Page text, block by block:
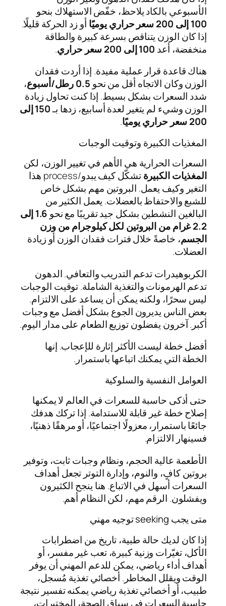
الأسبوعي بالكاد يلاحظ، خفّض الاستهلاك بنحو
100 إلى 200 سعر حراري يوميًا
أو زد الحركة قليلًا.
إذا كان الوزن يتناقص بسرعة كبيرة والطاقة
منخفضة، أعد 100 إلى 200 سعر حراري
.
هناك قاعدة قرار عملية مفيدة. إذا أردت فقدان
الوزن وكان الاتجاه أقل من نحو 0.5 رطل/أسبوع
،
شدد السعرات بشكل بسيط. إذا كنت تحاول زيادة
الوزن وشيء لم يتغير لعدة أسابيع، زدها بـ
150 إلى
200 سعر حراري يوميًا
.
المغذيات الكبيرة وتوقيت الوجبات
السعرات الحرارية هي الأهم في تغيير الوزن، لكن
المغذيات الكبيرة
تشكّل كيف يبدو/process هذا
التغير وكيف يعمل. البروتين مهم بشكل خاص
للشبع والاحتفاظ بالعضلات. يعمل الكثير من
البالغين النشطين بشكل جيد تقريبًا مع نحو
1.6 إلى
2.2 غرام من البروتين لكل كيلوجرام من وزن
الجسم، خاصةً خلال فترات فقدان الوزن أو زيادة
العضلات.
الكربوهيدرات تدعم التدريب والتعافي. الدهون
تدعم الهرمونات والتغذية الشاملة. توقيت الوجبات
ليس سحرًا، ولكنه يمكن أن يساعد على الالتزام.
بعض الناس يديرون الجوع بشكل أفضل مع وجبات
أكبر. آخرون يفضلون توزيع الطعام على مدار اليوم.
أفضل خطة ليست الأكثر إثارة للإعجاب. إنها
الخطة التي يمكنك اتباعها باستمرار.
العوامل النفسية والسلوكية
حتى أذكى حاسبة للسعرات في العالم لا يمكنها
إصلاح خطة غير قابلة للاستدامة. إذا تركك هدفك
جائعًا باستمرار، معزولًا اجتماعيًا، أو مرهقًا ذهنيًا،
فسينهار الالتزام.
الأطعمة عالية الحجم، ونظام وجبات ثابت، وتوفير
بروتين كافٍ، والنوم، وإدارة التوتر تجعل أهداف
السعرات أسهل في الاتباع. هنا ينجح الكثيرون
ويفشلون. الرقم مهم، لكن النظام أهم.
متى يجب seeking توجيه مهني
إذا كان لديك حالة طبية، تاريخ من اضطرابات
الأكل، تغيّرات وزنية كبيرة، تعب غير مفسر، أو
أهداف أداء رياضي، يمكن للدعم المهني أن يوفر
الوقت ويقلل المخاطر. أخصائي تغذية مُسجل،
طبيب، أو أخصائي تغذية رياضي يمكنه تفسير نتيجة
حاسبة السعرات في سياق الصحة، المختبرات،